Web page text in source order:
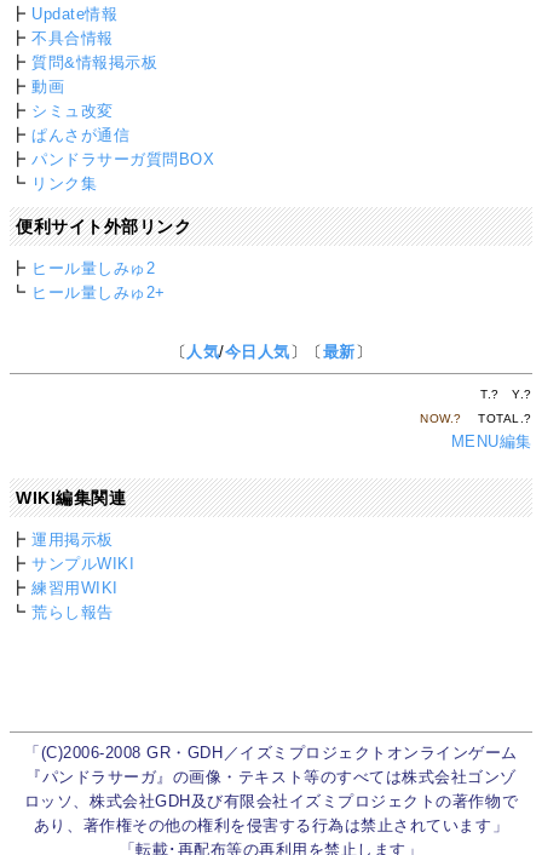
┣ Update情報
┣不具合情報
┣質問&情報掲示板
┣動画
┣ シミュ改変
┣ぱんさが通信
┣パンドラサーガ質問BOX
┗ リンク集
便利サイト外部リンク
┣ ヒール量しみゅ2
┗ ヒール量しみゅ2+
〔 人気/今日人気 〕〔 最新 〕
T.? Y.?
NOW.? TOTAL.?
MENU編集
WIKI編集関連
┣運用掲示板
┣サンプルWIKI
┣練習用WIKI
┗荒らし報告
「(C)2006-2008 GR・GDH／イズミプロジェクトオンラインゲーム
『パンドラサーガ』の画像・テキスト等のすべては株式会社ゴンゾ
ロッソ、株式会社GDH及び有限会社イズミプロジェクトの著作物で
あり、著作権その他の権利を侵害する行為は禁止されています」
「転載･再配布等の再利用を禁止します」